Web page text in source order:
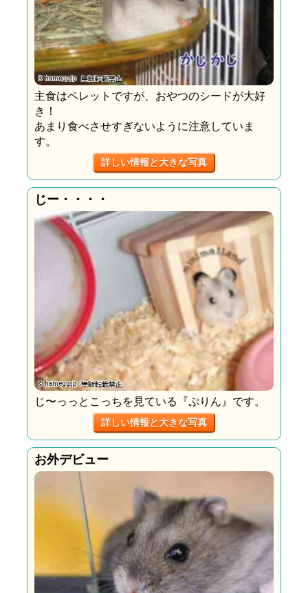
主食はペレットですが、おやつのシードが大好
き！
あまり食べさせすぎないように注意していま
す。
詳しい情報と大きな写真
じー・・・・
じ〜っっとこっちを見ている『ぷりん』です。
詳しい情報と大きな写真
お外デビュー